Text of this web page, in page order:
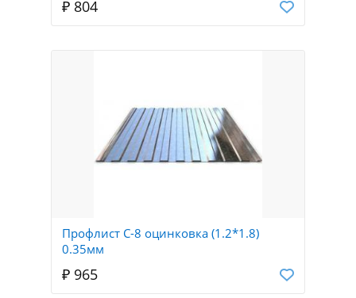
₽ 804
Профлист С-8 оцинковка (1.2*1.8)
0.35мм
₽ 965